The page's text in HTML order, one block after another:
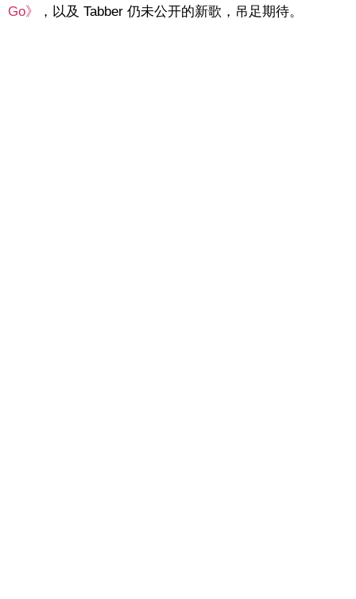
Go》 ，以及 Tabber 仍未公开的新歌，吊足期待。